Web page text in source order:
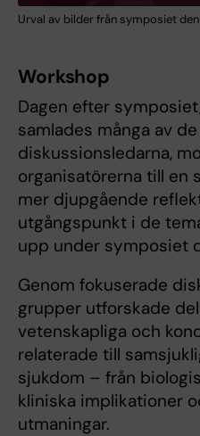
Urval av bilder från symposiet den
Workshop
Dagen efter
samlades många av
diskussionsledarna,
organisatörerna till en
mer djupgående
utgångspunkt i de
upp under symposiet
Genom fokuserade
grupper utforskade
vetenskapliga och
relaterade till
sjukdom – från
kliniska implikationer
utmaningar.